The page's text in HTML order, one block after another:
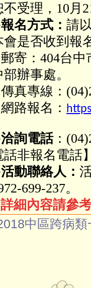
不受理，10月
報名方式： 請
會是否收到報
郵寄：404台
部辦事處。
傳真專線：
路報名：
洽詢電話：
話非報名電話
活動聯絡人：
699-237。
詳細內容請參
中區跨病